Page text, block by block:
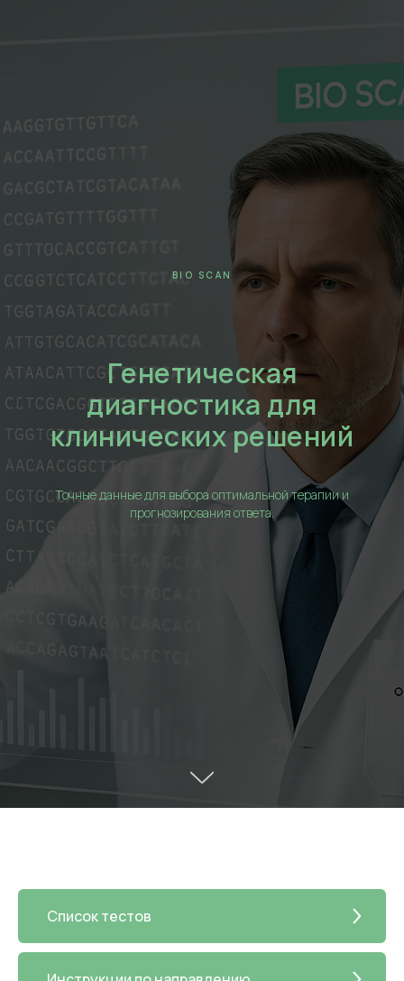
BIO SCAN
Генетическая
диагностика для
клинических решений
Точные данные для выбора оптимальной терапии и
прогнозирования ответа.
Список тестов